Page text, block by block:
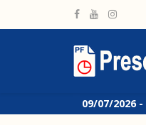
09/07/2026 -